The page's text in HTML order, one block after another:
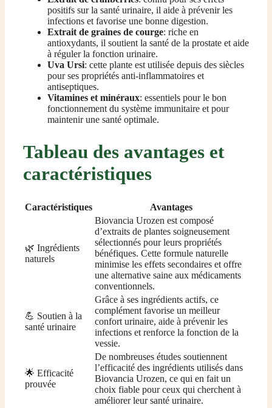
positifs sur la santé urinaire, il aide à prévenir les
infections et favorise une bonne digestion.
Extrait de graines de courge: riche en
antioxydants, il soutient la santé de la prostate et aide
à réguler la fonction urinaire.
Uva Ursi: cette plante est utilisée depuis des siècles
pour ses propriétés anti-inflammatoires et
antiseptiques.
Vitamines et minéraux: essentiels pour le bon
fonctionnement du système immunitaire et pour
maintenir une santé optimale.
Tableau des avantages et
caractéristiques
Caractéristiques Avantages
🌿 Ingrédients
naturels
Biovancia Urozen est composé
d’extraits de plantes soigneusement
sélectionnés pour leurs propriétés
bénéfiques. Cette formule naturelle
minimise les effets secondaires et offre
une alternative saine aux médicaments
conventionnels.
💪 Soutien à la
santé urinaire
Grâce à ses ingrédients actifs, ce
complément favorise un meilleur
confort urinaire, aide à prévenir les
infections et renforce la fonction de la
vessie.
🌟 Efficacité
prouvée
De nombreuses études soutiennent
l’efficacité des ingrédients utilisés dans
Biovancia Urozen, ce qui en fait un
choix fiable pour ceux qui cherchent à
améliorer leur santé urinaire.